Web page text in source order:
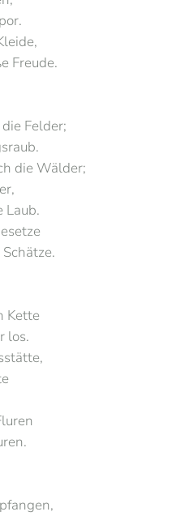
Freude.
Felder;
die Wälder;
Laub.
Kette
los.